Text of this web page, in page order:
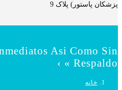
پزشکان پاستور) پلاک 9
Asi­ Como Sin
Respaldo » ›
خانه